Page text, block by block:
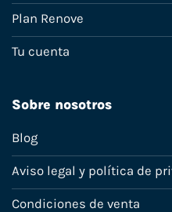
Plan Renove
Tu cuenta
Sobre nosotros
Blog
Aviso legal y política de
Condiciones de venta